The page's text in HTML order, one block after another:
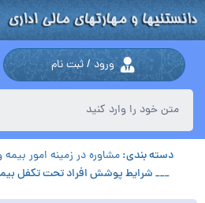
ورود / ثبت نام
دسته بندی:مشاوره در زمینه امور
___ شرایط پوشش افراد تحت تکفل